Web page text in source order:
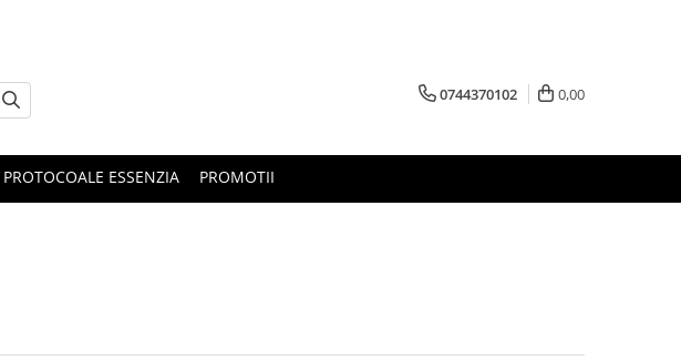
0744370102 0,00
PROTOCOALE ESSENZIA PROMOTII